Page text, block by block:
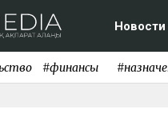
Новости
#финансы